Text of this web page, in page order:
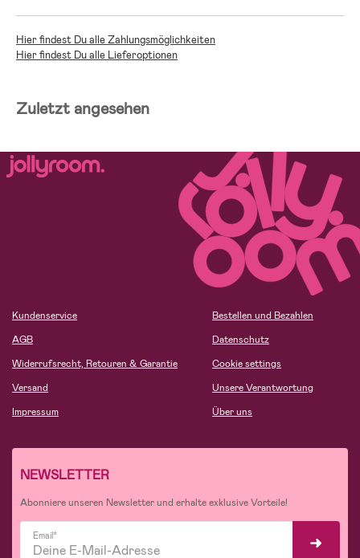
Hier findest Du alle Zahlungsmöglichkeiten
Hier findest Du alle Lieferoptionen
Zuletzt angesehen
Kundenservice
AGB
Widerrufsrecht, Retouren & Garantie
Versand
Impressum
Bestellen und Bezahlen
Datenschutz
Cookie settings
Unsere Verantwortung
Über uns
NEWSLETTER
Abonniere unseren Newsletter und erhalte exklusive Vorteile!
Email*